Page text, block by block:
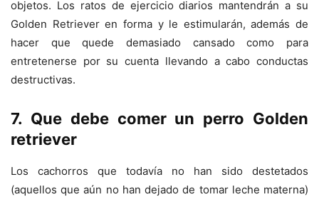
objetos. Los ratos de ejercicio diarios mantendrán a su
Golden Retriever en forma y le estimularán, además de
hacer que quede demasiado cansado como para
entretenerse por su cuenta llevando a cabo conductas
destructivas.
7. Que debe comer un perro Golden
retriever
Los cachorros que todavía no han sido destetados
(aquellos que aún no han dejado de tomar leche materna)